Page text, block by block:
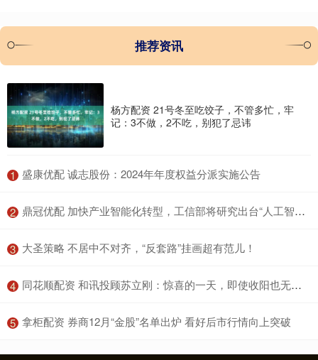
推荐资讯
杨方配资 21号冬至吃饺子，不管多忙，牢
记：3不做，2不吃，别犯了忌讳
1 ​盛康优配 诚志股份：2024年年度权益分派实施公告
2 ​鼎冠优配 加快产业智能化转型，工信部将研究出台“人工智能+制造”方案
3 ​大圣策略 不居中不对齐，“反套路”挂画超有范儿！
4 ​同花顺配资 和讯投顾苏立刚：惊喜的一天，即使收阳也无法改变短期谨慎操作的态度
5 ​拿柜配资 券商12月“金股”名单出炉 看好后市行情向上突破